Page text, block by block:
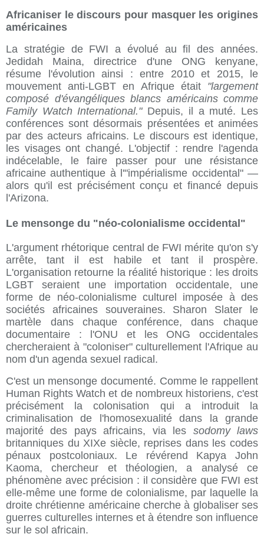
Africaniser le discours pour masquer les origines
américaines
La stratégie de FWI a évolué au fil des années.
Jedidah Maina, directrice d'une ONG kenyane,
résume l'évolution ainsi : entre 2010 et 2015, le
mouvement anti-LGBT en Afrique était "largement
composé d'évangéliques blancs américains comme
Family Watch International."Depuis, il a muté. Les
conférences sont désormais présentées et animées
par des acteurs africains. Le discours est identique,
les visages ont changé. L'objectif : rendre l'agenda
indécelable, le faire passer pour une résistance
africaine authentique à l'"impérialisme occidental" —
alors qu'il est précisément conçu et financé depuis
l'Arizona.
Le mensonge du "néo-colonialisme occidental"
L'argument rhétorique central de FWI mérite qu'on s'y
arrête, tant il est habile et tant il prospère.
L'organisation retourne la réalité historique : les droits
LGBT seraient une importation occidentale, une
forme de néo-colonialisme culturel imposée à des
sociétés africaines souveraines. Sharon Slater le
martèle dans chaque conférence, dans chaque
documentaire : l'ONU et les ONG occidentales
chercheraient à "coloniser" culturellement l'Afrique au
nom d'un agenda sexuel radical.
C'est un mensonge documenté. Comme le rappellent
Human Rights Watch et de nombreux historiens, c'est
précisément la colonisation qui a introduit la
criminalisation de l'homosexualité dans la grande
majorité des pays africains, via les sodomy laws
britanniques du XIXe siècle, reprises dans les codes
pénaux postcoloniaux. Le révérend Kapya John
Kaoma, chercheur et théologien, a analysé ce
phénomène avec précision : il considère que FWI est
elle-même une forme de colonialisme, par laquelle la
droite chrétienne américaine cherche à globaliser ses
guerres culturelles internes et à étendre son influence
sur le sol africain.